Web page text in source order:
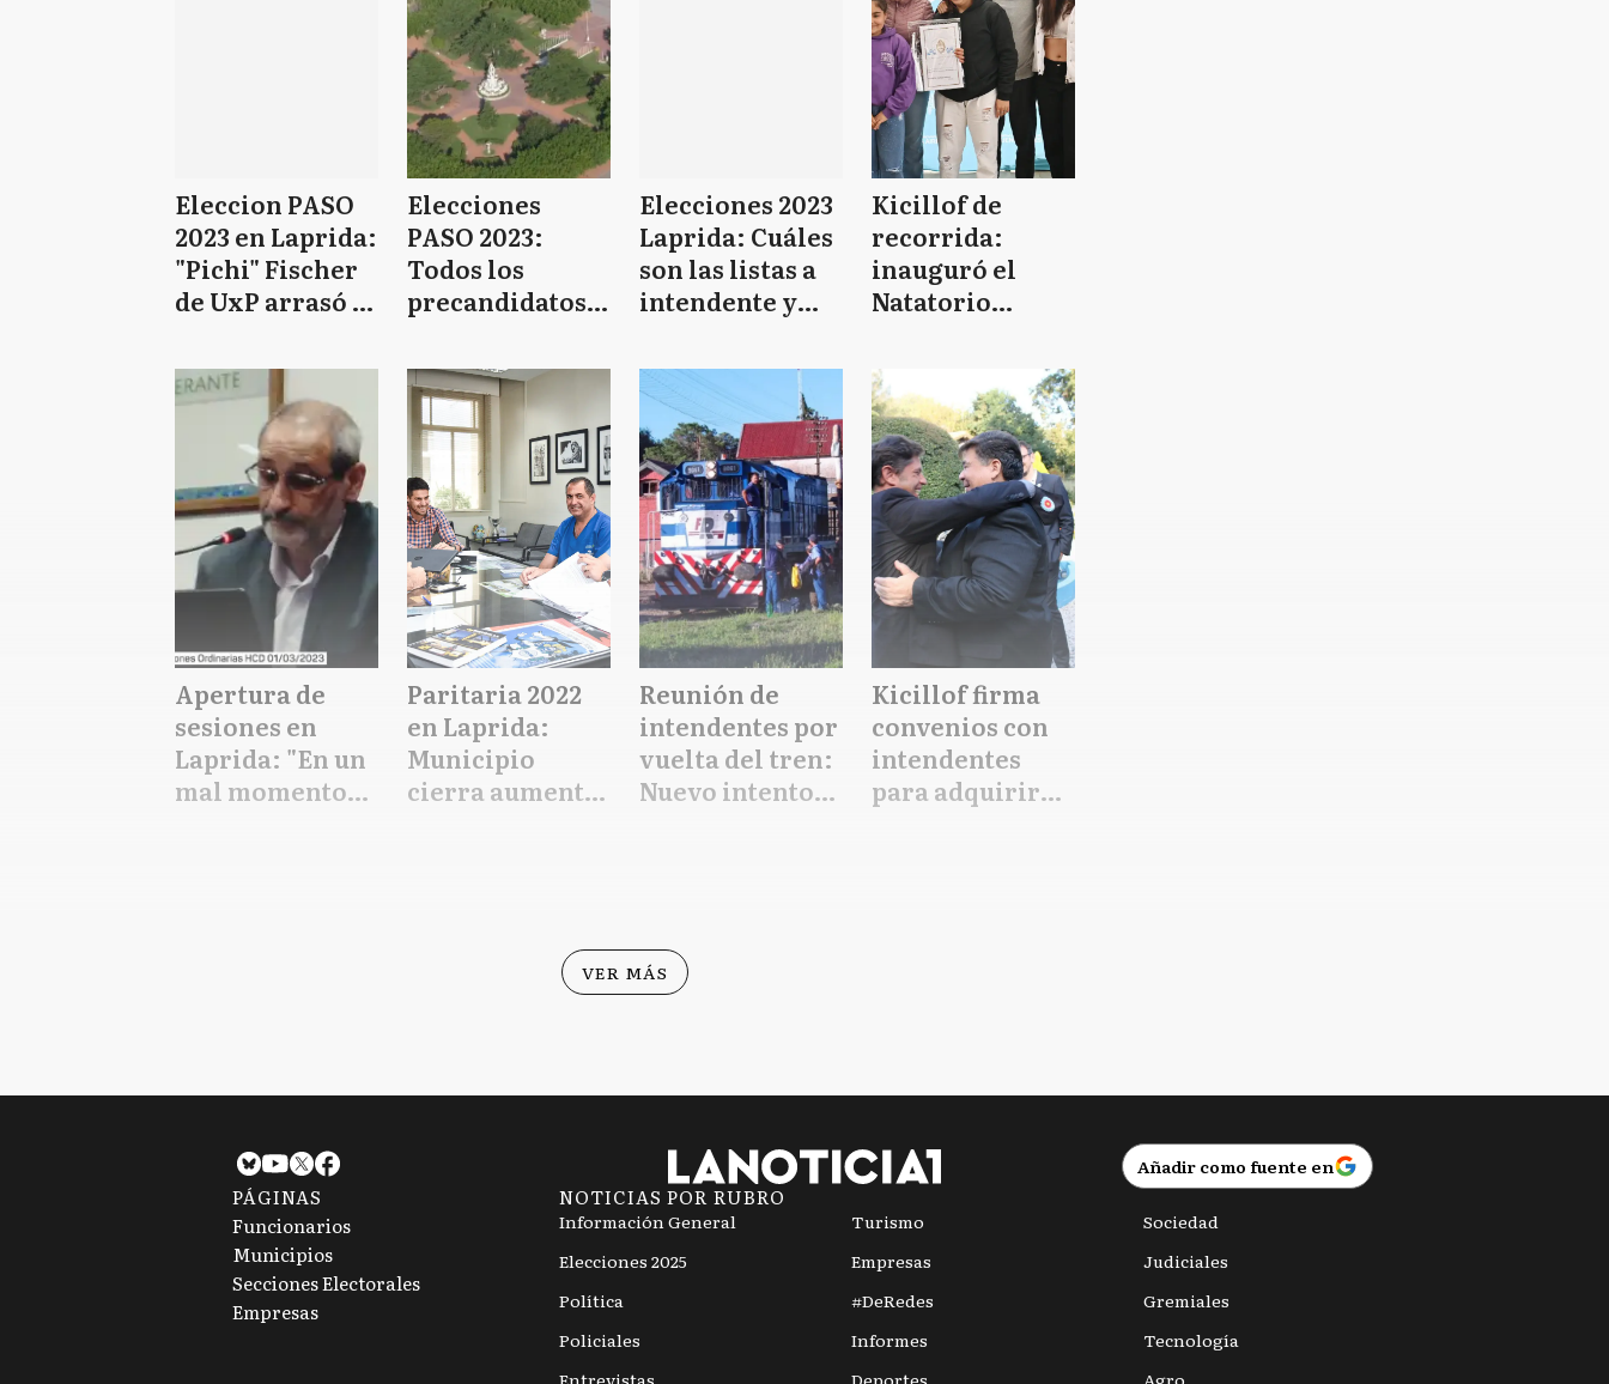
Eleccion PASO
2023 en Laprida:
"Pichi" Fischer
de UxP arrasó y
regreso a la
intendencia
Elecciones
PASO 2023:
Todos los
precandidatos a
Laprida
Elecciones 2023
Laprida: Cuáles
son las listas a
intendente y
el 13 de agosto
Kicillof de
recorrida:
inauguró el
Natatorio
Gonzales
Chaves y
entregó
escrituras en
Laprida
Apertura de
sesiones en
Laprida: "En un
mal momento
Paritaria 2022
en Laprida:
Municipio
cierra aumento
Reunión de
intendentes por
vuelta del tren:
Nuevo intento
Kicillof firma
convenios con
intendentes
para adquirir
VER MÁS
Añadir como fuente en
PÁGINAS
Funcionarios
Municipios
Secciones Electorales
Empresas
NOTICIAS POR RUBRO
Información General
Elecciones 2025
Política
Policiales
Entrevistas
Turismo
Empresas
#DeRedes
Informes
Deportes
Sociedad
Judiciales
Gremiales
Tecnología
Agro